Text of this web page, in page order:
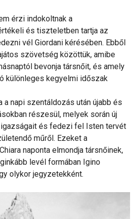
érzi indokoltnak a
és tiszteletben tartja az
vél Giordani kérésében. Ebből
szövetség közöttük, amibe
bevonja társnőit, és amely
különleges kegyelmi időszak
a napi szentáldozás után újabb és
részesül, melyek során új
és fedezi fel Isten tervét
műről. Ezeket a
naponta elmondja társnőinek,
levél formában Igino
olykor jegyzetekként.